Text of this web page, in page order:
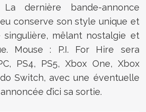
dernière bande-annonce
conserve son style unique et
singulière, mêlant nostalgie et
Mouse : P.I. For Hire sera
PS4, PS5, Xbox One, Xbox
Switch, avec une éventuelle
d’ici sa sortie.